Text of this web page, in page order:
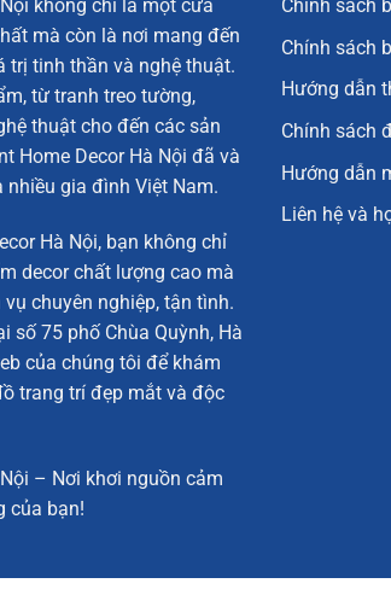
Tuyết Bằng Kim Loại
Trí Cao Cấp
Lê
Bên Cây Tài Lộc Đá
không chỉ là một cửa
mà còn là nơi mang đến
trị tinh thần và nghệ thuật.
từ tranh treo tường,
thuật cho đến các sản
Home Decor Hà Nội đã và
gia đình Việt Nam.
Hà Nội, bạn không chỉ
decor chất lượng cao mà
chuyên nghiệp, tận tình.
số 75 phố Chùa Quỳnh, Hà
của chúng tôi để khám
trang trí đẹp mắt và độc
– Nơi khơi nguồn cảm
của bạn!
Chính sách
Chính sách
Hướng dẫn
Chính sách
Hướng dẫn
Liên hệ và